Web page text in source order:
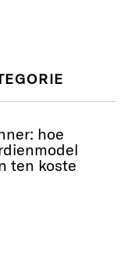
hoe
ten koste